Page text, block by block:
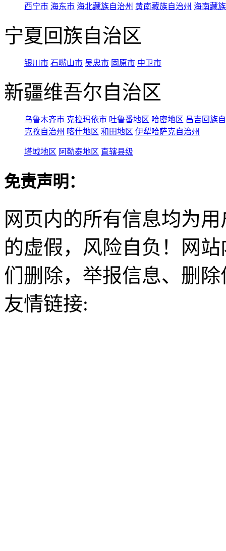
西宁市 海东市 海北藏族自治州 黄南藏族自治州 海南藏
宁夏回族自治区
银川市 石嘴山市 吴忠市 固原市 中卫市
新疆维吾尔自治区
乌鲁木齐市 克拉玛依市 吐鲁番地区 哈密地区 昌吉回族
克孜自治州 喀什地区 和田地区 伊犁哈萨克自治州
塔城地区 阿勒泰地区 直辖县级
免责声明：
网页内的所有信息均为
的虚假，风险自负！网
们删除，举报信息、删
友情链接: